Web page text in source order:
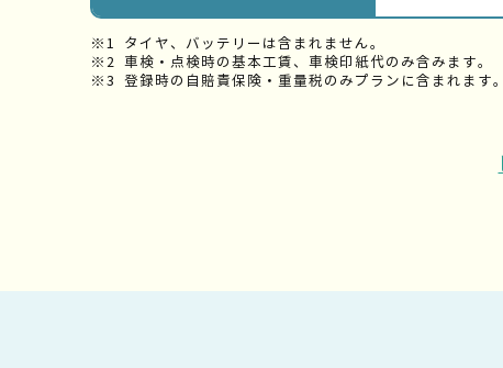
タイヤ、バッテリーは含まれません。
車検・点検時の基本工賃、車検印紙代のみ含みます。
登録時の自賠責保険・重量税のみプランに含まれます。